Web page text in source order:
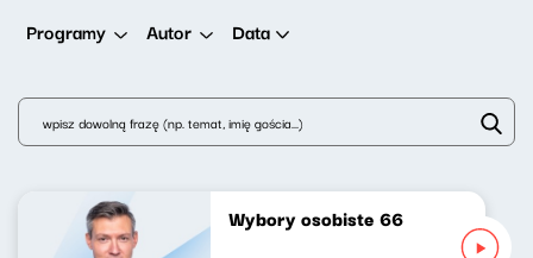
Programy Autor Data
Wybory osobiste 66